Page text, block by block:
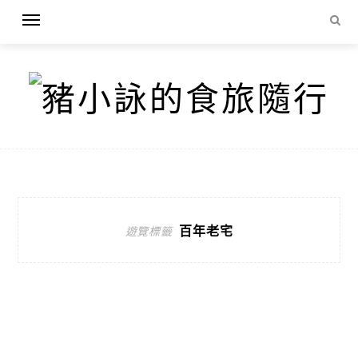
遊覽標籤 百年老宅